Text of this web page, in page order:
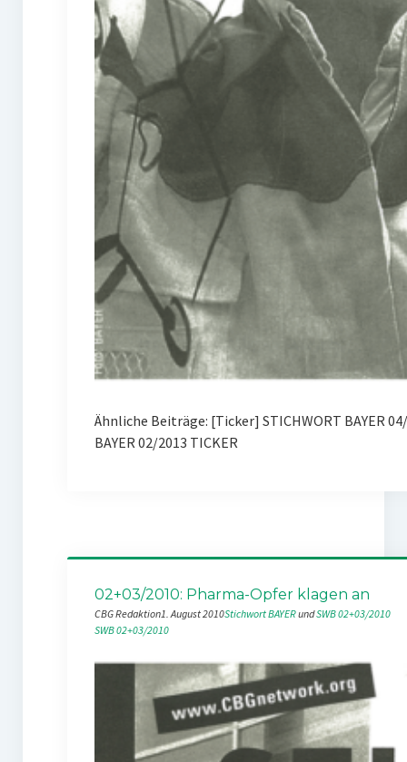
Ähnliche Beiträge: [Ticker] STICHWORT BAYER
BAYER 02/2013 TICKER
02+03/2010: Pharma-Opfer klagen an
CBG Redaktion1. August 2010Stichwort BAYER und SWB 02+03/2010
SWB 02+03/2010